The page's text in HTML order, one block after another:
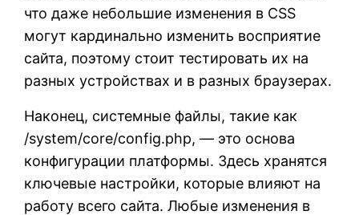
что даже небольшие изменения в CSS
могут кардинально изменить восприятие
сайта, поэтому стоит тестировать их на
разных устройствах и в разных браузерах.
Наконец, системные файлы, такие как
/system/core/config.php, — это основа
конфигурации платформы. Здесь хранятся
ключевые настройки, которые влияют на
работу всего сайта. Любые изменения в